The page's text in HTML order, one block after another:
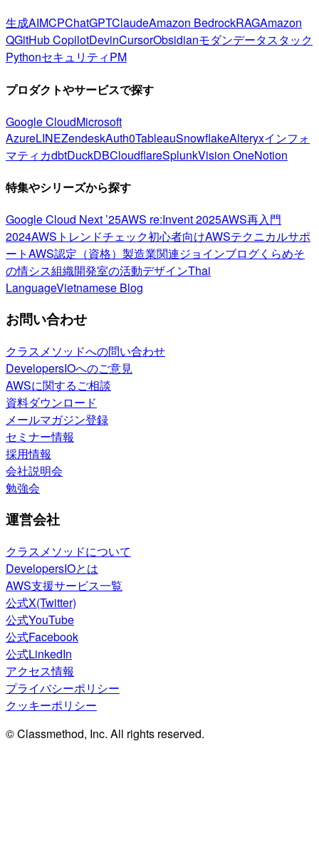
生成AIMCPChatGPTClaudeAmazon BedrockRAGAmazon
QGitHub CopilotDevinCursorObsidianモダンデータスタック
PythonセキュリティPM
プロダクトやサービスで探す
Google CloudMicrosoft
AzureLINEZendeskAuth0TableauSnowflakeAlteryxインフォ
マティカdbtDuckDBCloudflareSplunkVision OneNotion
特集やシリーズから探す
Google Cloud Next ’25AWS re:Invent 2025AWS再入門
2024AWSトレンドチェック初心者向けAWSテクニカルサポ
ートAWS認定（資格） 製造業関連ジョインブログくらめそ
の情シス組織開発室の活動デザインThai
LanguageVietnamese Blog
お問い合わせ
クラスメソッドへの問い合わせ
DevelopersIOへのご意見
AWSに関するご相談
資料ダウンロード
メールマガジン登録
セミナー情報
採用情報
会社説明会
勉強会
運営会社
クラスメソッドについて
DevelopersIOとは
AWS支援サービス一覧
公式X(Twitter)
公式YouTube
公式Facebook
公式LinkedIn
アクセス情報
プライバシーポリシー
クッキーポリシー
© Classmethod, Inc. All rights reserved.